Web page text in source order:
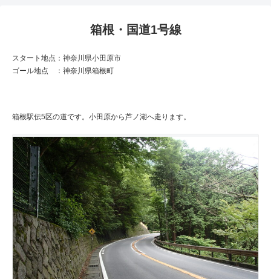
箱根・国道1号線
スタート地点：神奈川県小田原市
ゴール地点 ：神奈川県箱根町
箱根駅伝5区の道です。小田原から芦ノ湖へ走ります。